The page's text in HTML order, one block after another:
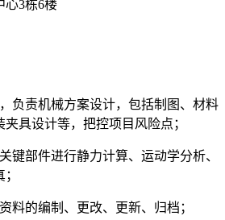
心3栋6楼
负责机械方案设计，包括制图、材料
具设计等，把控项目风险点；
键部件进行静力计算、运动学分析、
料的编制、更改、更新、归档；